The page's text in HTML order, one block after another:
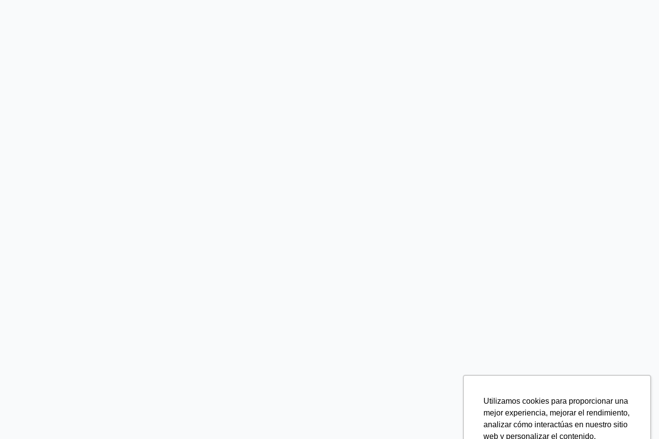
Utilizamos cookies para proporcionar una
mejor experiencia, mejorar el rendimiento,
analizar cómo interactúas en nuestro sitio
web y personalizar el contenido.